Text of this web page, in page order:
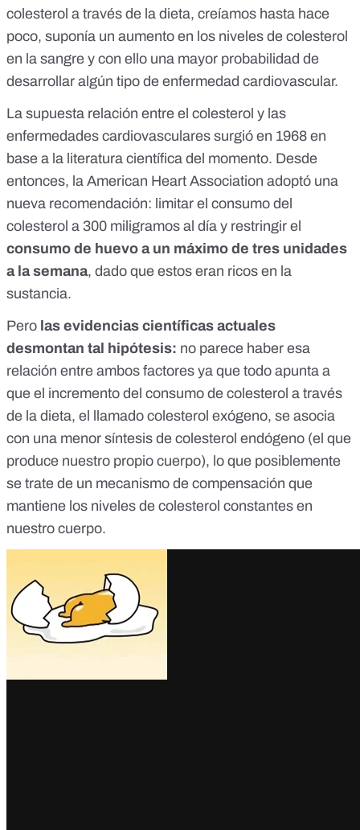
colesterol a través de la dieta, creíamos hasta hace
poco, suponía un aumento en los niveles de colesterol
en la sangre y con ello una mayor probabilidad de
desarrollar algún tipo de enfermedad cardiovascular.
La supuesta relación entre el colesterol y las
enfermedades cardiovasculares surgió en 1968 en
base a la literatura científica del momento. Desde
entonces, la American Heart Association adoptó una
nueva recomendación: limitar el consumo del
colesterol a 300 miligramos al día y restringir el
consumo de huevo a un máximo de tres unidades
a la semana, dado que estos eran ricos en la
sustancia.
Pero las evidencias científicas actuales
desmontan tal hipótesis: no parece haber esa
relación entre ambos factores ya que todo apunta a
que el incremento del consumo de colesterol a través
de la dieta, el llamado colesterol exógeno, se asocia
con una menor síntesis de colesterol endógeno (el que
produce nuestro propio cuerpo), lo que posiblemente
se trate de un mecanismo de compensación que
mantiene los niveles de colesterol constantes en
nuestro cuerpo.